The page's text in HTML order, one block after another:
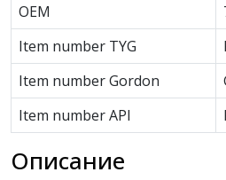
OEM
Item number TYG
Item number Gordon
Item number API
Описание